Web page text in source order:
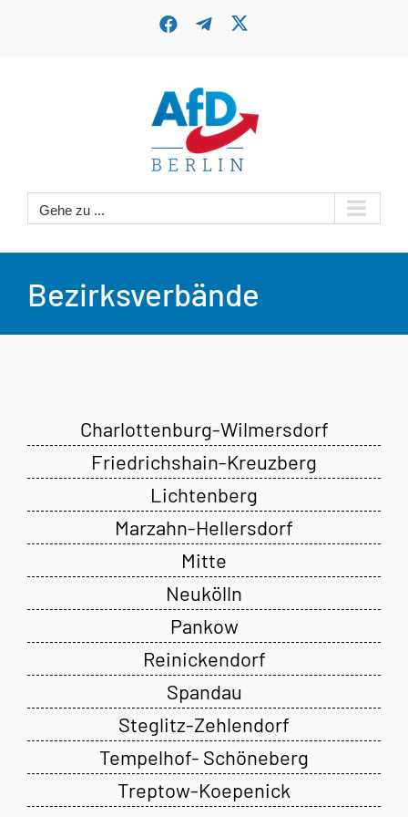
Facebook
Telegram
Gehe zu ...
Bezirksverbände
Charlottenburg-Wilmersdorf
Friedrichshain-Kreuzberg
Lichtenberg
Marzahn-Hellersdorf
Mitte
Neukölln
Pankow
Reinickendorf
Spandau
Steglitz-Zehlendorf
Tempelhof- Schöneberg
Treptow-Koepenick